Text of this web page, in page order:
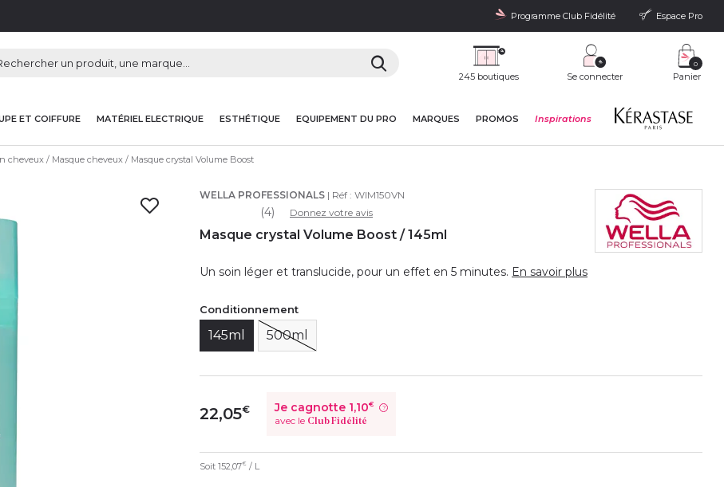
Programme Club Fidélité Espace Pro
245 boutiques Se connecter Panier
0
ET COIFFURE MATÉRIEL ELECTRIQUE ESTHÉTIQUE EQUIPEMENT DU PRO MARQUES PROMOS Inspirations
cheveux Masque cheveux Masque crystal Volume Boost
WELLA PROFESSIONALS | Réf : WIM150VN
(4) Donnez votre avis
Masque crystal Volume Boost / 145ml
Un soin léger et translucide, pour un effet en 5 minutes. En savoir plus
Conditionnement
145ml 500ml
22,05€ Je cagnotte 1,10€
avec le Club Fidélité
?
Soit 152,07€ / L